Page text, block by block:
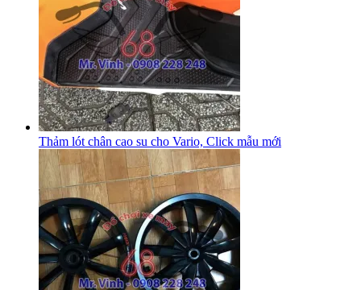
Thảm lót chân cao su cho Vario, Click mẫu mới